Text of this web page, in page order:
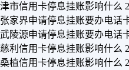
津市信用卡停息挂账影响什么
张家界申请停息挂账要办电话
武陵源申请停息挂账要办电话
慈利信用卡停息挂账影响什么
桑植信用卡停息挂账影响什么